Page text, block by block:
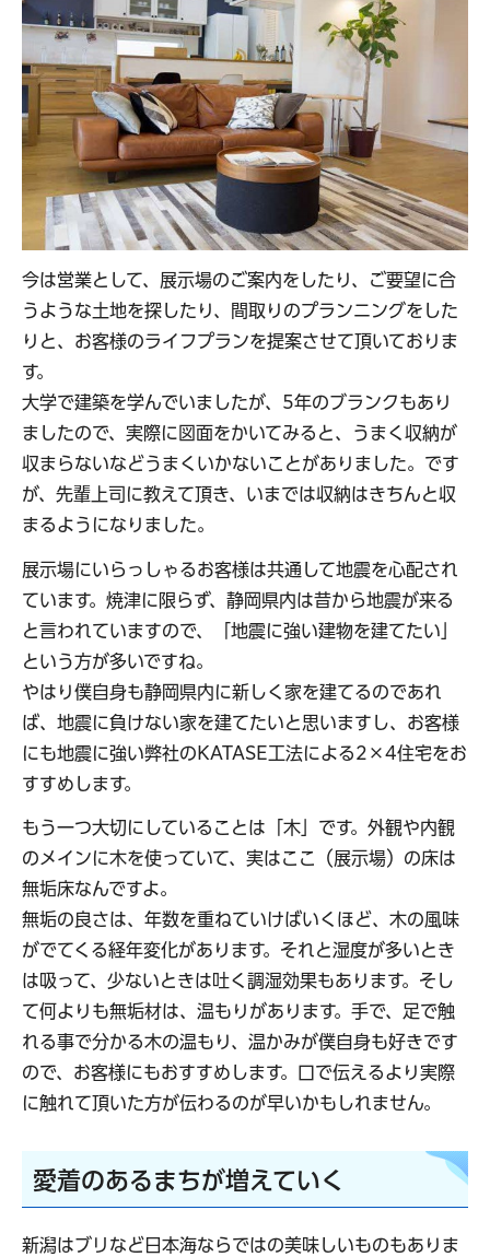
今は営業として、展示場のご案内をしたり、ご要望に合
うような土地を探したり、間取りのプランニングをした
りと、お客様のライフプランを提案させて頂いておりま
す。
大学で建築を学んでいましたが、5年のブランクもあり
ましたので、実際に図面をかいてみると、うまく収納が
収まらないなどうまくいかないことがありました。です
が、先輩上司に教えて頂き、いまでは収納はきちんと収
まるようになりました。
展示場にいらっしゃるお客様は共通して地震を心配され
ています。焼津に限らず、静岡県内は昔から地震が来る
と言われていますので、「地震に強い建物を建てたい」
という方が多いですね。
やはり僕自身も静岡県内に新しく家を建てるのであれ
ば、地震に負けない家を建てたいと思いますし、お客様
にも地震に強い弊社のKATASE工法による2×4住宅をお
すすめします。
もう一つ大切にしていることは「木」です。外観や内観
のメインに木を使っていて、実はここ（展示場）の床は
無垢床なんですよ。
無垢の良さは、年数を重ねていけばいくほど、木の風味
がでてくる経年変化があります。それと湿度が多いとき
は吸って、少ないときは吐く調湿効果もあります。そし
て何よりも無垢材は、温もりがあります。手で、足で触
れる事で分かる木の温もり、温かみが僕自身も好きです
ので、お客様にもおすすめします。口で伝えるより実際
に触れて頂いた方が伝わるのが早いかもしれません。
愛着のあるまちが増えていく
新潟はブリなど日本海ならではの美味しいものもありま